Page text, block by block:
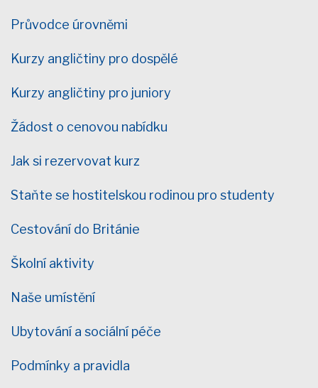
Průvodce úrovněmi
Kurzy angličtiny pro dospělé
Kurzy angličtiny pro juniory
Žádost o cenovou nabídku
Jak si rezervovat kurz
Staňte se hostitelskou rodinou pro studenty
Cestování do Británie
Školní aktivity
Naše umístění
Ubytování a sociální péče
Podmínky a pravidla